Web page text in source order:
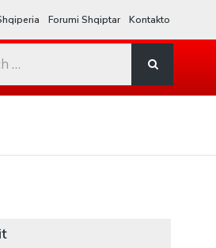
Forumi Shqiptar Kontakto